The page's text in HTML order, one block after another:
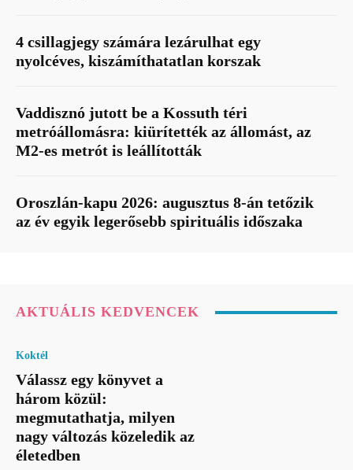
4 csillagjegy számára lezárulhat egy
nyolcéves, kiszámíthatatlan korszak
Vaddisznó jutott be a Kossuth téri
metróállomásra: kiürítették az állomást, az
M2-es metrót is leállították
Oroszlán-kapu 2026: augusztus 8-án tetőzik
az év egyik legerősebb spirituális időszaka
AKTUÁLIS KEDVENCEK
Koktél
Válassz egy könyvet a
három közül:
megmutathatja, milyen
nagy változás közeledik az
életedben